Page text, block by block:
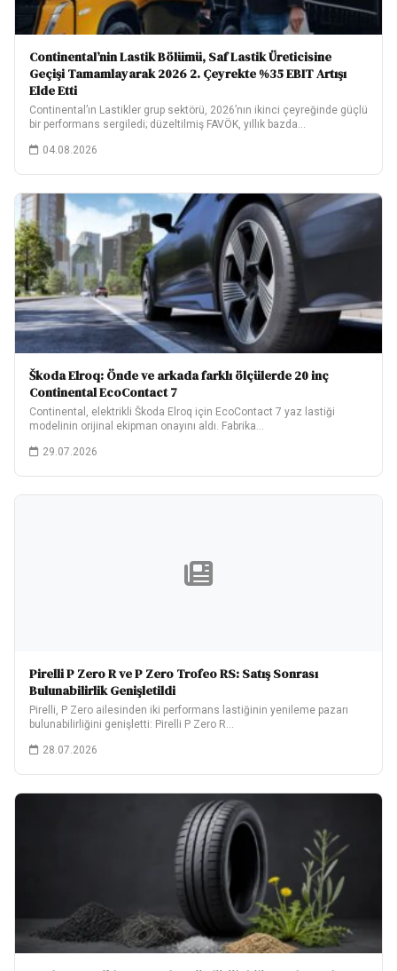
Continental’nin Lastik Bölümü, Saf Lastik Üreticisine
Geçişi Tamamlayarak 2026 2. Çeyrekte %35 EBIT Artışı
Elde Etti
Continental’ın Lastikler grup sektörü, 2026’nın ikinci çeyreğinde güçlü
bir performans sergiledi; düzeltilmiş FAVÖK, yıllık bazda…
04.08.2026
Škoda Elroq: Önde ve arkada farklı ölçülerde 20 inç
Continental EcoContact 7
Continental, elektrikli Škoda Elroq için EcoContact 7 yaz lastiği
modelinin orijinal ekipman onayını aldı. Fabrika…
29.07.2026
Pirelli P Zero R ve P Zero Trofeo RS: Satış Sonrası
Bulunabilirlik Genişletildi
Pirelli, P Zero ailesinden iki performans lastiğinin yenileme pazarı
bulunabilirliğini genişletti: Pirelli P Zero R…
28.07.2026